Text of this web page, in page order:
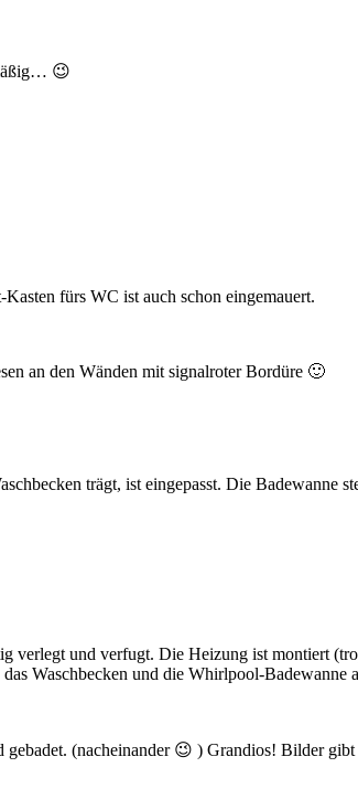
😉
fürs WC ist auch schon eingemauert.
an den Wänden mit signalroter Bordüre 🙂
trägt, ist eingepasst. Die Badewanne
verlegt und verfugt. Die Heizung ist montiert
Waschbecken und die Whirlpool-Badewanne
(nacheinander 😉 ) Grandios! Bilder